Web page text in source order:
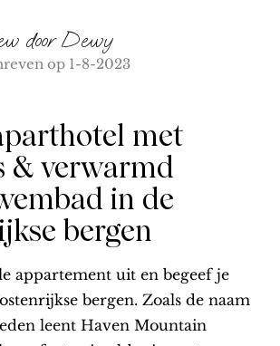
door Dewy
op 1-8-2023
met
& verwarmd
in de
bergen
appartement uit en begeef je
bergen. Zoals de naam
leent Haven Mountain